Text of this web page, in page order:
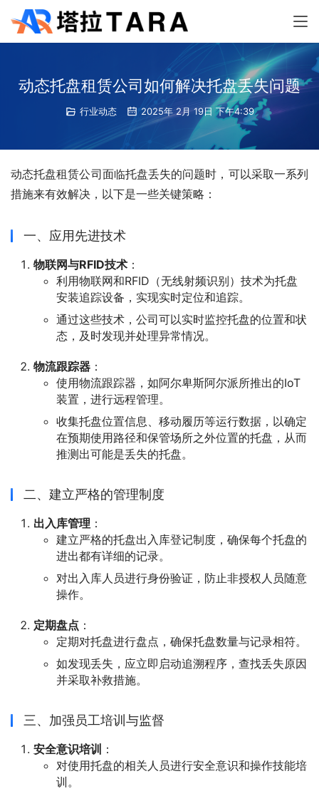
动态托盘租赁公司如何解决托盘丢失问题
行业动态 2025年 2月 19日 下午4:39
动态托盘租赁公司面临托盘丢失的问题时，可以采取一系列
措施来有效解决，以下是一些关键策略：
一、应用先进技术
物联网与RFID技术 ：
利用物联网和RFID（无线射频识别）技术为托盘
安装追踪设备，实现实时定位和追踪。
通过这些技术，公司可以实时监控托盘的位置和状
态，及时发现并处理异常情况。
物流跟踪器 ：
使用物流跟踪器，如阿尔卑斯阿尔派所推出的IoT
装置，进行远程管理。
收集托盘位置信息、移动履历等运行数据，以确定
在预期使用路径和保管场所之外位置的托盘，从而
推测出可能是丢失的托盘。
二、建立严格的管理制度
出入库管理 ：
建立严格的托盘出入库登记制度，确保每个托盘的
进出都有详细的记录。
对出入库人员进行身份验证，防止非授权人员随意
操作。
定期盘点 ：
定期对托盘进行盘点，确保托盘数量与记录相符。
如发现丢失，应立即启动追溯程序，查找丢失原因
并采取补救措施。
三、加强员工培训与监督
安全意识培训 ：
对使用托盘的相关人员进行安全意识和操作技能培
训。